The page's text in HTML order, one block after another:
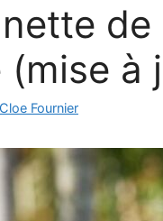
(mise à
Cloe Fournier